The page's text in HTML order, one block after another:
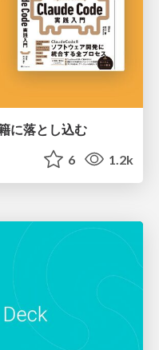
に落とし込む
6 1.2k